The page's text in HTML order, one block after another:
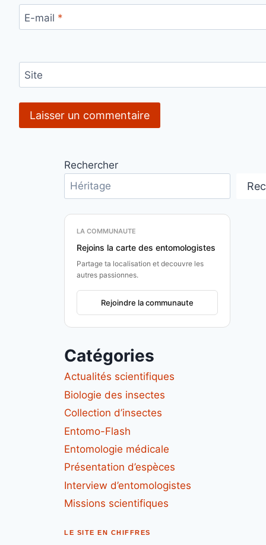
E-mail *
Site
Rechercher
LA COMMUNAUTE
Rejoins la carte des entomologistes
Partage ta localisation et decouvre les
autres passionnes.
Rejoindre la communaute
Catégories
Actualités scientifiques
Biologie des insectes
Collection d’insectes
Entomo-Flash
Entomologie médicale
Présentation d’espèces
Interview d’entomologistes
Missions scientifiques
LE SITE EN CHIFFRES